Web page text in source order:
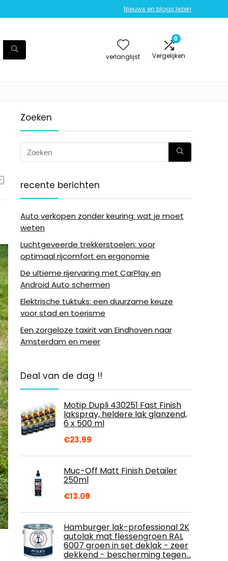
Nieuws en blogs lezen
verlanglijst
0
Vergelijken
Zoeken
recente berichten
Auto verkopen zonder keuring: wat je moet
weten
Luchtgeveerde trekkerstoelen: voor
optimaal rijcomfort en ergonomie
De ultieme rijervaring met CarPlay en
Android Auto schermen
Elektrische tuktuks: een duurzame keuze
voor stad en toerisme
Een zorgeloze taxirit van Eindhoven naar
Amsterdam en meer
Deal van de dag !!
Motip Dupli 430251 Fast Finish
lakspray, heldere lak glanzend,
6 x 500 ml
€23.99
Muc-Off Matt Finish Detailer
250ml
€13.09
Hamburger lak-professional 2K
autolak mat flessengroen RAL
6007 groen in set deklak - zeer
dekkend - bescherming tegen…